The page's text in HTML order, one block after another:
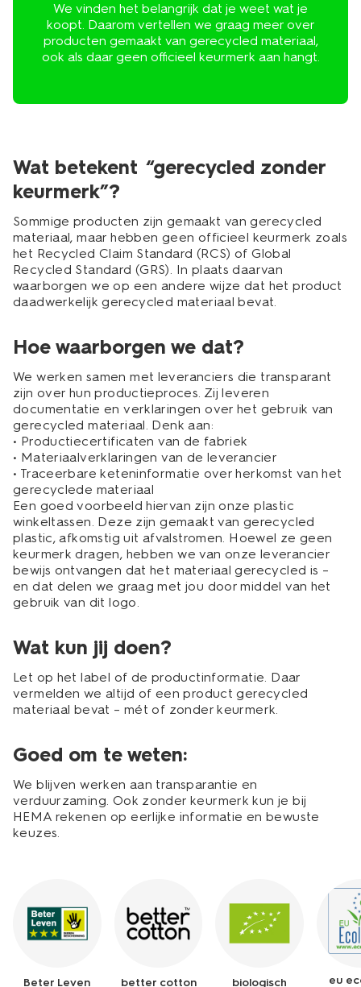
We vinden het belangrijk dat je weet wat je
koopt. Daarom vertellen we graag meer over
producten gemaakt van gerecycled materiaal,
ook als daar geen officieel keurmerk aan hangt.
Wat betekent “gerecycled zonder
keurmerk”?
Sommige producten zijn gemaakt van gerecycled
materiaal, maar hebben geen officieel keurmerk zoals
het Recycled Claim Standard (RCS) of Global
Recycled Standard (GRS). In plaats daarvan
waarborgen we op een andere wijze dat het product
daadwerkelijk gerecycled materiaal bevat.
Hoe waarborgen we dat?
We werken samen met leveranciers die transparant
zijn over hun productieproces. Zij leveren
documentatie en verklaringen over het gebruik van
gerecycled materiaal. Denk aan:
• Productiecertificaten van de fabriek
• Materiaalverklaringen van de leverancier
• Traceerbare keteninformatie over herkomst van het
gerecyclede materiaal
Een goed voorbeeld hiervan zijn onze plastic
winkeltassen. Deze zijn gemaakt van gerecycled
plastic, afkomstig uit afvalstromen. Hoewel ze geen
keurmerk dragen, hebben we van onze leverancier
bewijs ontvangen dat het materiaal gerecycled is –
en dat delen we graag met jou door middel van het
gebruik van dit logo.
Wat kun jij doen?
Let op het label of de productinformatie. Daar
vermelden we altijd of een product gerecycled
materiaal bevat – mét of zonder keurmerk.
Goed om te weten:
We blijven werken aan transparantie en
verduurzaming. Ook zonder keurmerk kun je bij
HEMA rekenen op eerlijke informatie en bewuste
keuzes.
Beter Leven better cotton biologisch
eu